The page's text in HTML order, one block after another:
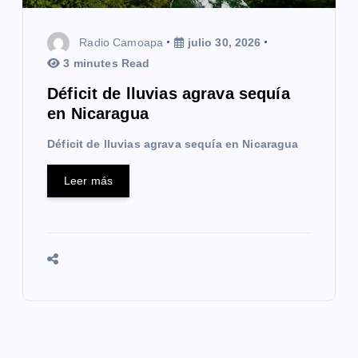
Radio Camoapa
julio 30, 2026
3 minutes Read
Déficit de lluvias agrava sequía
en Nicaragua
Déficit de lluvias agrava sequía en Nicaragua
Leer más